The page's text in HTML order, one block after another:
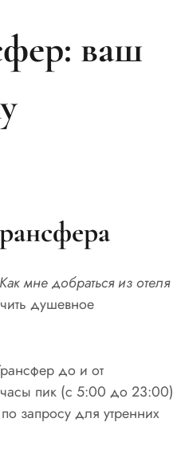
ваш
мне добраться из отеля
душевное
до и от
пик (с 5:00 до 23:00)
запросу для утренних